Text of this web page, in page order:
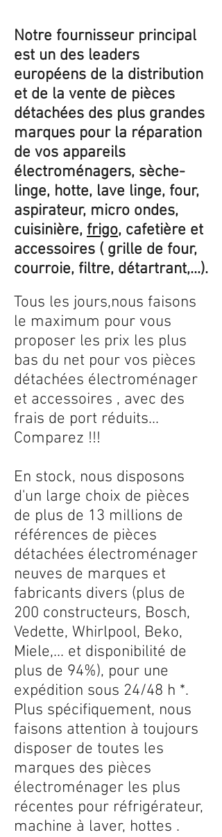
Notre fournisseur principal
est un des leaders
européens de la distribution
et de la vente de pièces
détachées des plus grandes
marques pour la réparation
de vos appareils
électroménagers, sèche-
linge, hotte, lave linge, four,
aspirateur, micro ondes,
cuisinière, frigo, cafetière et
accessoires ( grille de four,
courroie, filtre, détartrant,...).
Tous les jours,nous faisons
le maximum pour vous
proposer les prix les plus
bas du net pour vos pièces
détachées électroménager
et accessoires , avec des
frais de port réduits...
Comparez !!!
En stock, nous disposons
d'un large choix de pièces
de plus de 13 millions de
références de pièces
détachées électroménager
neuves de marques et
fabricants divers (plus de
200 constructeurs, Bosch,
Vedette, Whirlpool, Beko,
Miele,... et disponibilité de
plus de 94%), pour une
expédition sous 24/48 h *.
Plus spécifiquement, nous
faisons attention à toujours
disposer de toutes les
marques des pièces
électroménager les plus
récentes pour réfrigérateur,
machine à laver, hottes .